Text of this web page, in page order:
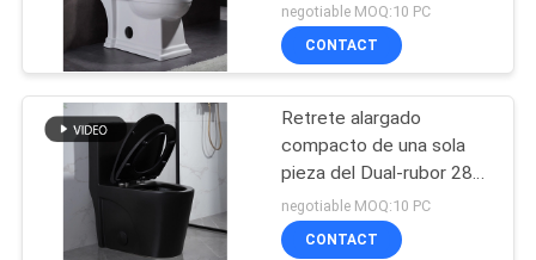
negotiable MOQ:10 PC
CONTACT
Retrete alargado
compacto de una sola
pieza del Dual-rubor 28
pulgadas
negotiable MOQ:10 PC
CONTACT